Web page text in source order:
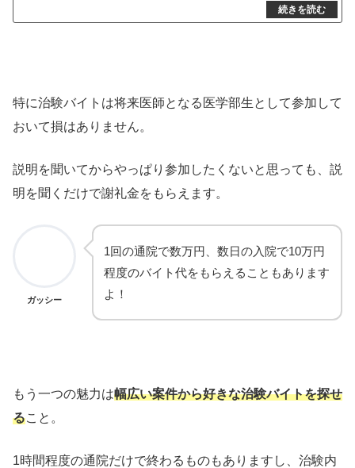
特に治験バイトは将来医師となる医学部生として参加して
おいて損はありません。
説明を聞いてからやっぱり参加したくないと思っても、説
明を聞くだけで謝礼金をもらえます。
ガッシー
1回の通院で数万円、数日の入院で10万円
程度のバイト代をもらえることもあります
よ！
もう一つの魅力は幅広い案件から好きな治験バイトを探せ
ること。
1時間程度の通院だけで終わるものもありますし、治験内